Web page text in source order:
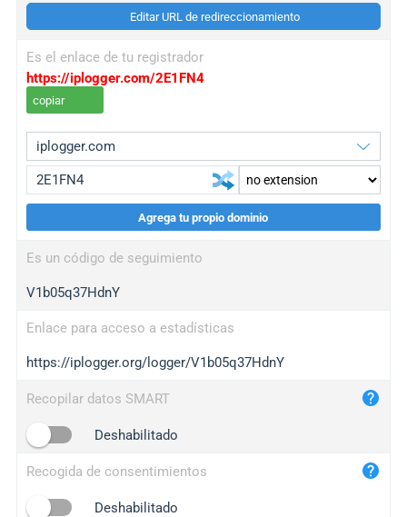
Editar URL de redireccionamiento
Es el enlace de tu registrador
https://iplogger.com/2E1FN4
copiar
wl.gl
ed.tc
iplogger.com
maper.info
2no.co
yip.su
iplogger.info
Agrega tu propio dominio
Es un código de seguimiento
V1b05q37HdnY
Enlace para acceso a estadísticas
https://iplogger.org/logger/V1b05q37HdnY
Recopilar datos SMART
Deshabilitado
Recogida de consentimientos
Deshabilitado